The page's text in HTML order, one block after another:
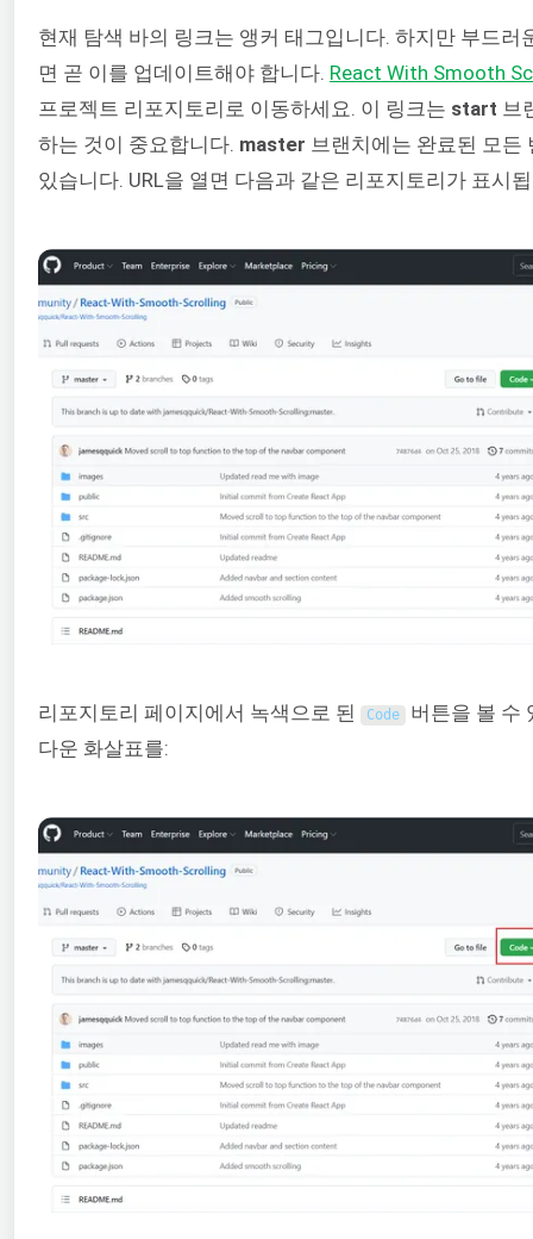
현재 탐색 바의 링크는 앵커 태그입니다. 하지만 부드러
면 곧 이를 업데이트해야 합니다. React With Smooth
프로젝트 리포지토리로 이동하세요. 이 링크는 start 브
하는 것이 중요합니다. master 브랜치에는 완료된 모든
있습니다. URL을 열면 다음과 같은 리포지토리가 표시
리포지토리 페이지에서 녹색으로 된 Code 버튼을 볼 수
다운 화살표를: